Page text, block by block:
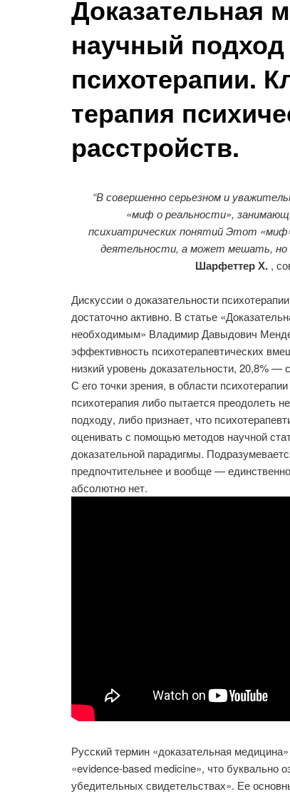
Доказательная
научный
психотерапии.
терапия
расстройств.
“В совершенно серьезном и
«миф о реальности»,
психиатрических понятий Этот
деятельности, а может мешать, но
Шарфеттер Х. ,
Дискуссии о доказательности
достаточно активно. В статье
необходимым» Владимир Давыдович
эффективность психотерапевтических
низкий уровень доказательности, 20,8%
С его точки зрения, в области
психотерапия либо пытается преодолеть
подходу, либо признает, что
оценивать с помощью методов научной
доказательной парадигмы.
предпочтительнее и вообще —
абсолютно нет.
Русский термин «доказательная
«evidence-based medicine», что буквально
убедительных свидетельствах». Ее